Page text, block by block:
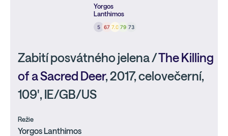
Yorgos
Lanthimos
5 67 7.0 79 73
Zabití posvátného jelena /The Killing
of a Sacred Deer, 2017, celovečerní,
109', IE/GB/US
Režie
Yorgos Lanthimos